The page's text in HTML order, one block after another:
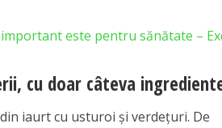
este pentru sănătate –
cu doar câteva
iaurt cu usturoi și verdețuri. De